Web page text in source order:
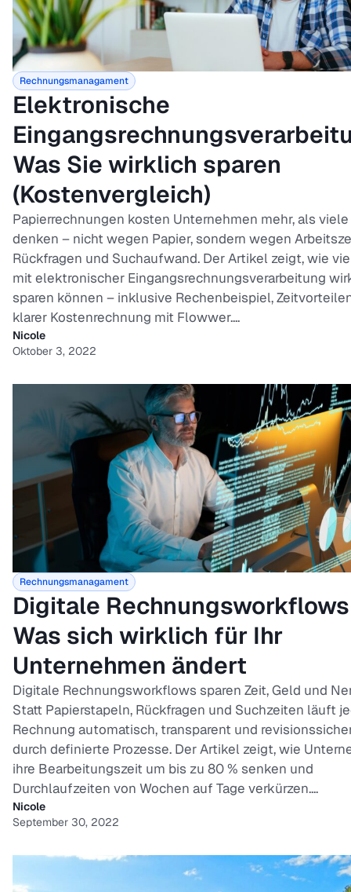
Rechnungsmanagament
Elektronische
Was Sie wirklich sparen
(Kostenvergleich)
Papierrechnungen kosten Unternehmen mehr, als viele
denken – nicht wegen Papier, sondern wegen
Rückfragen und Suchaufwand. Der Artikel zeigt, wie
mit elektronischer Eingangsrechnungsverarbeitung
sparen können – inklusive Rechenbeispiel,
klarer Kostenrechnung mit Flowwer....
Nicole
Oktober 3, 2022
Rechnungsmanagament
Digitale
Was sich wirklich für Ihr
Unternehmen ändert
Digitale Rechnungsworkflows sparen Zeit, Geld und
Statt Papierstapeln, Rückfragen und Suchzeiten läuft
Rechnung automatisch, transparent und
durch definierte Prozesse. Der Artikel zeigt, wie
ihre Bearbeitungszeit um bis zu 80 % senken und
Durchlaufzeiten von Wochen auf Tage verkürzen....
Nicole
September 30, 2022